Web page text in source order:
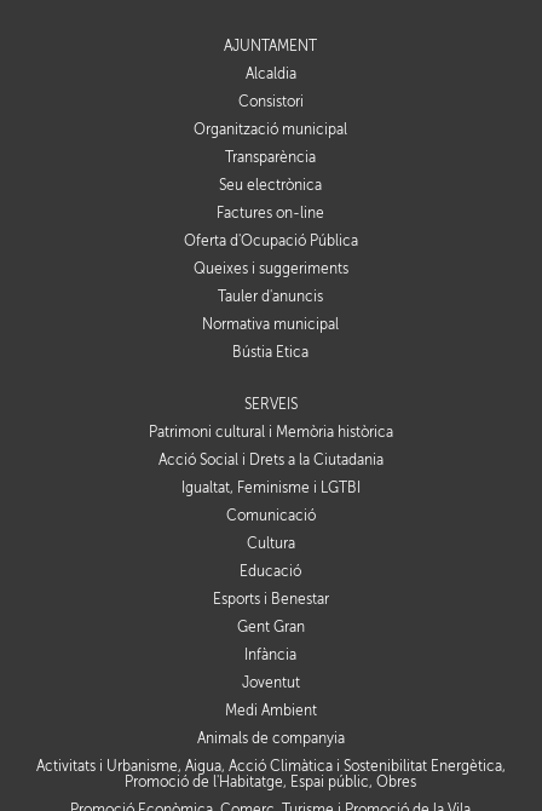
AJUNTAMENT
Alcaldia
Consistori
Organització municipal
Transparència
Seu electrònica
Factures on-line
Oferta d'Ocupació Pública
Queixes i suggeriments
Tauler d'anuncis
Normativa municipal
Bústia Ètica
SERVEIS
Patrimoni cultural i Memòria històrica
Acció Social i Drets a la Ciutadania
Igualtat, Feminisme i LGTBI
Comunicació
Cultura
Educació
Esports i Benestar
Gent Gran
Infància
Joventut
Medi Ambient
Animals de companyia
Activitats i Urbanisme, Aigua, Acció Climàtica i Sostenibilitat Energètica,
Promoció de l'Habitatge, Espai públic, Obres